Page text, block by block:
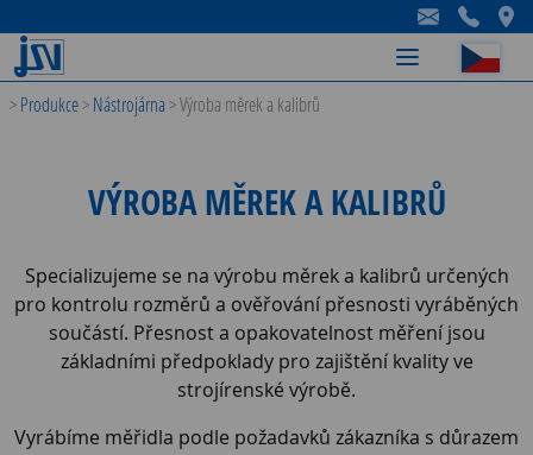
-
-
-
>Produkce>Nástrojárna>Výroba měrek a kalibrů
VÝROBA MĚREK A KALIBRŮ
Specializujeme se na výrobu měrek a kalibrů určených
pro kontrolu rozměrů a ověřování přesnosti vyráběných
součástí. Přesnost a opakovatelnost měření jsou
základními předpoklady pro zajištění kvality ve
strojírenské výrobě.
Vyrábíme měřidla podle požadavků zákazníka s důrazem